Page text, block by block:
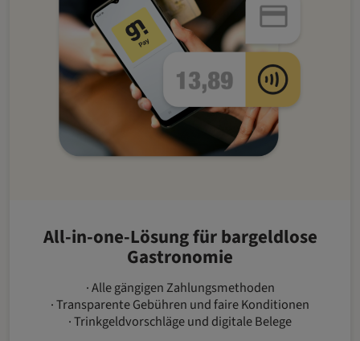
All-in-one-Lösung für bargeldlose
Gastronomie
· Alle gängigen Zahlungsmethoden
· Transparente Gebühren und faire Konditionen
· Trinkgeldvorschläge und digitale Belege